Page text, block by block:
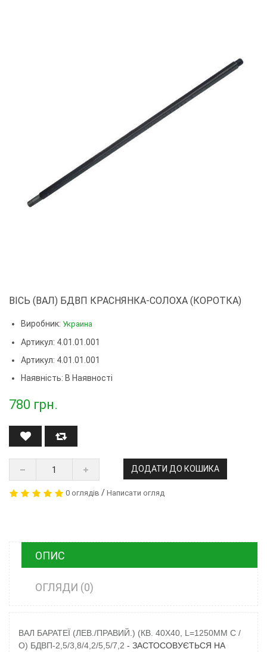
ВІСЬ (ВАЛ) БДВП КРАСНЯНКА-СОЛОХА (КОРОТКА)
Виробник: Украина
Артикул: 4.01.01.001
Артикул: 4.01.01.001
Наявність: В Наявності
780 грн.
ДОДАТИ ДО КОШИКА
0 оглядів / Написати огляд
ОПИС
ОГЛЯДИ (0)
ВАЛ БАРАТЕЇ (ЛЕВ./ПРАВИЙ.) (КВ. 40Х40, L=1250ММ С /
О) БДВП-2,5/3,8/4,2/5,5/7,2 - ЗАСТОСОВУЄТЬСЯ НА